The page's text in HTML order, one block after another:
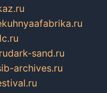
dark-sand.ru
archives.ru